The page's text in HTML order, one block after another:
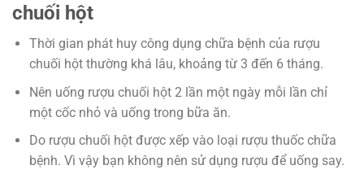
chuối hột
Thời gian phát huy công dụng chữa bệnh của rượu
chuối hột thường khá lâu, khoảng từ 3 đến 6 tháng.
Nên uống rượu chuối hột 2 lần một ngày mỗi lần chỉ
một cốc nhỏ và uống trong bữa ăn.
Do rượu chuối hột được xếp vào loại rượu thuốc chữa
bệnh. Vì vậy bạn không nên sử dụng rượu để uống say.